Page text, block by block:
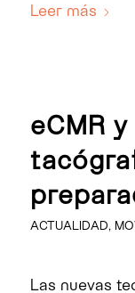
Leer más
eCMR
ACTUALIDAD,
Las nuevas